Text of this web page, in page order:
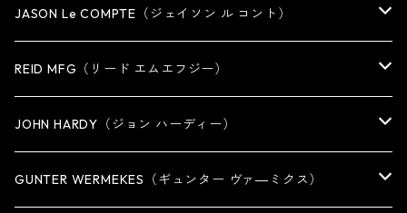
RING
EARRING・EAR CUFF
PENDANT
BRACELET
JASON Le COMPTE（ジェイソン ル コント）
NECKLACE
BRACELET
KEY CHAIN
REID MFG（リード エムエフジー）
RING
EARRING
JOHN HARDY（ジョン ハーディー）
RING
GUNTER WERMEKES（ギュンター ヴァ―ミクス）